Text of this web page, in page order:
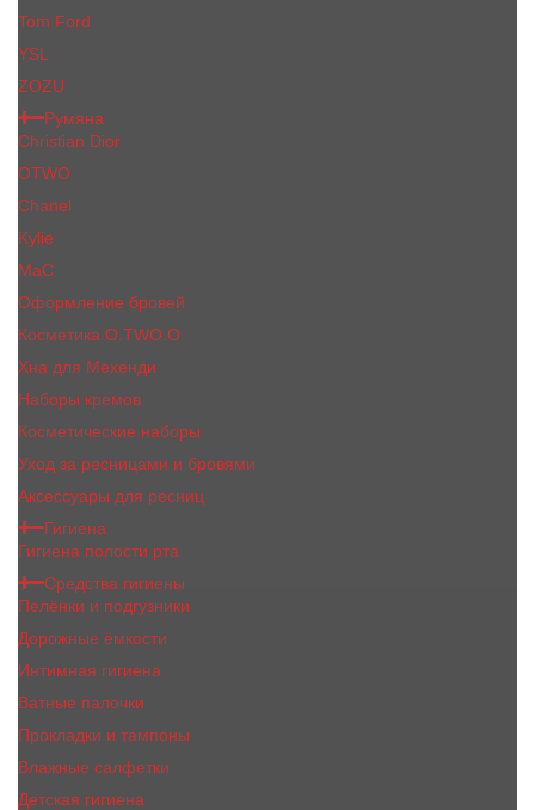
Tom Ford
YSL
ZOZU
Румяна
Christian Dior
OTWO
Сhanеl
Kylie
MaC
Оформление бровей
Косметика O.TWO.O
Хна для Мехенди
Наборы кремов
Косметические наборы
Уход за ресницами и бровями
Аксессуары для ресниц
Гигиена
Гигиена полости рта
Средства гигиены
Пелёнки и подгузники
Дорожные ёмкости
Интимная гигиена
Ватные палочки
Прокладки и тампоны
Влажные салфетки
Детская гигиена